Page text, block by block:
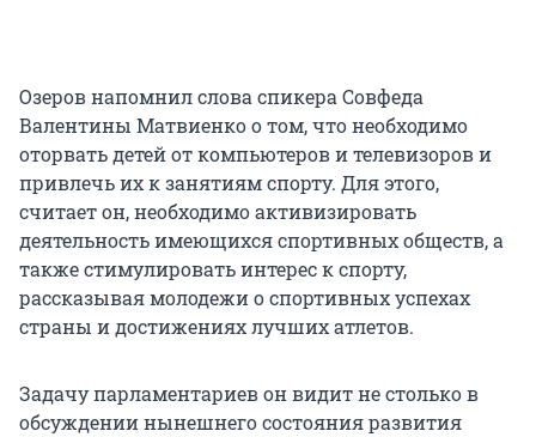
Озеров напомнил слова спикера Совфеда
Валентины Матвиенко о том, что необходимо
оторвать детей от компьютеров и телевизоров и
привлечь их к занятиям спорту. Для этого,
считает он, необходимо активизировать
деятельность имеющихся спортивных обществ, а
также стимулировать интерес к спорту,
рассказывая молодежи о спортивных успехах
страны и достижениях лучших атлетов.
Задачу парламентариев он видит не столько в
обсуждении нынешнего состояния развития